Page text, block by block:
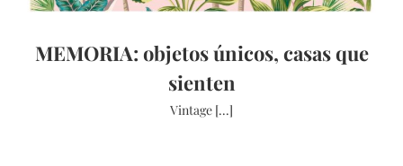
MEMORIA: objetos únicos, casas que
sienten
Vintage [...]